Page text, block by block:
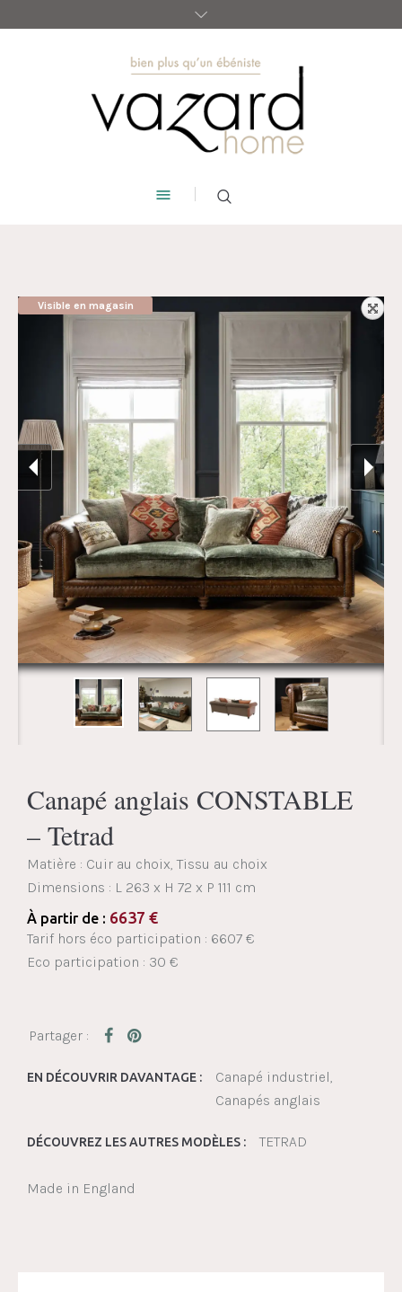
Visible en magasin
Canapé anglais CONSTABLE
– Tetrad
Matière : Cuir au choix, Tissu au choix
Dimensions : L 263 x H 72 x P 111 cm
À partir de : 6637 €
Tarif hors éco participation : 6607 €
Eco participation : 30 €
EN DÉCOUVRIR DAVANTAGE :
Canapé industriel
Canapés anglais
DÉCOUVREZ LES AUTRES MODÈLES : TETRAD
Made in England